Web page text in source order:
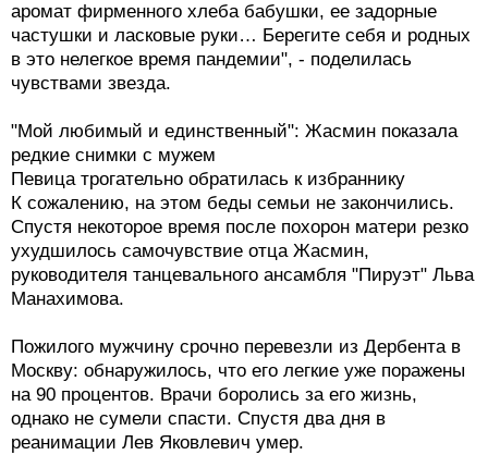
аромат фирменного хлеба бабушки, ее задорные
частушки и ласковые руки… Берегите себя и родных
в это нелегкое время пандемии", - поделилась
чувствами звезда.
"Мой любимый и единственный": Жасмин показала
редкие снимки с мужем
Певица трогательно обратилась к избраннику
К сожалению, на этом беды семьи не закончились.
Спустя некоторое время после похорон матери резко
ухудшилось самочувствие отца Жасмин,
руководителя танцевального ансамбля "Пируэт" Льва
Манахимова.
Пожилого мужчину срочно перевезли из Дербента в
Москву: обнаружилось, что его легкие уже поражены
на 90 процентов. Врачи боролись за его жизнь,
однако не сумели спасти. Спустя два дня в
реанимации Лев Яковлевич умер.